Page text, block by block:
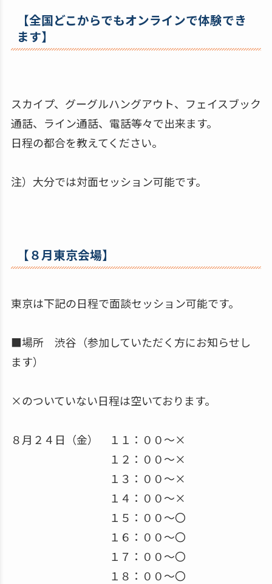
【全国どこからでもオンラインで体験でき
ます】
スカイプ、グーグルハングアウト、フェイスブック
通話、ライン通話、電話等々で出来ます。
日程の都合を教えてください。
注）大分では対面セッション可能です。
【８月東京会場】
東京は下記の日程で面談セッション可能です。
■場所 渋谷（参加していただく方にお知らせし
ます）
×のついていない日程は空いております。
８月２４日（金） １１：００～×
１２：００～×
１３：００～×
１４：００～×
１５：００～〇
１６：００～〇
１７：００～〇
１８：００～〇